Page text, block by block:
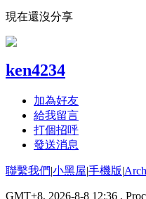
現在還沒分享
ken4234
加為好友
給我留言
打個招呼
發送消息
聯繫我們|小黑屋|手機版|
GMT+8, 2026-8-8 12:36 ,